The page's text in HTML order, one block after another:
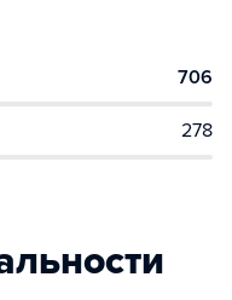
706
278